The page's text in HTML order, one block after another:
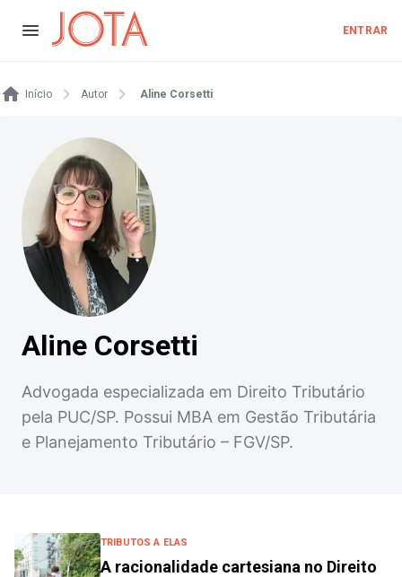
ENTRAR
Início Autor Aline Corsetti
Aline Corsetti
Advogada especializada em Direito Tributário
pela PUC/SP. Possui MBA em Gestão Tributária
e Planejamento Tributário – FGV/SP.
TRIBUTOS A ELAS
A racionalidade cartesiana no Direito